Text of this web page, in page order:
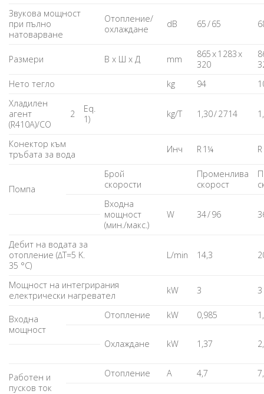
Звукова мощност
при пълно
натоварване
Отопление/
охлаждане
dB 65 / 65
Размери В x Ш x Д mm
865 x 1 283 x
320
Нето тегло
kg 94
Хладилен
агент
(R410A)/CO
2
Eq.
1)
kg/T 1,30 / 2 714
Конектор към
тръбата за вода
Инч R 1¼
Помпа
Брой
скорости
Променлива
скорост
Входна
мощност
(мин./макс.)
W 34 / 96
Дебит на водата за
отопление (∆T=5 K.
35 °C)
L/min 14,3
Мощност на интегрирания
електрически нагревател
kW 3 3
Входна
мощност
Отопление kW 0,985
Охлаждане kW 1,37
Работен и
пусков ток
Отопление A 4,7